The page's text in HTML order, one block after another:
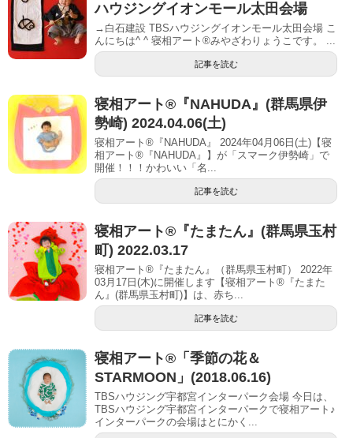
ハウジングイオンモール太田会場
→白石建設 TBSハウジングイオンモール太田会場 こ
んにちは^ ^ 寝相アート®︎みやざわりょうこです。 ...
記事を読む
寝相アート®『NAHUDA』(群馬県伊
勢崎) 2024.04.06(土)
寝相アート®『NAHUDA』 2024年04月06日(土)【寝
相アート®︎『NAHUDA』】が「スマーク伊勢崎」で
開催！！！かわいい「名...
記事を読む
寝相アート®︎『たまたん』(群馬県玉村
町) 2022.03.17
寝相アート®『たまたん』（群馬県玉村町） 2022年
03月17日(木)に開催します【寝相アート®︎『たまた
ん』(群馬県玉村町)】は、赤ち...
記事を読む
寝相アート®︎「季節の花＆
STARMOON」(2018.06.16)
TBSハウジング宇都宮インターパーク会場 今日は、
TBSハウジング宇都宮インターパークで寝相アート♪
インターパークの会場はとにかく...